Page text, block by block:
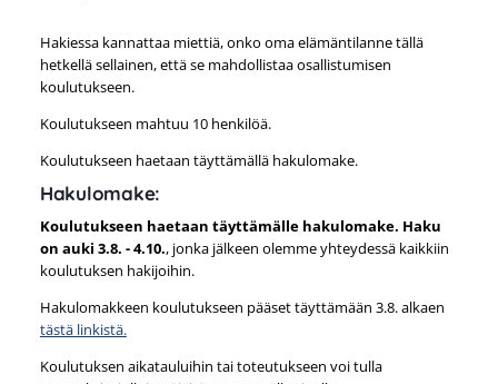
Hakiessa kannattaa miettiä, onko oma elämäntilanne tällä
hetkellä sellainen, että se mahdollistaa osallistumisen
koulutukseen.
Koulutukseen mahtuu 10 henkilöä.
Koulutukseen haetaan täyttämällä hakulomake.
Hakulomake:
Koulutukseen haetaan täyttämälle hakulomake. Haku
on auki 3.8. - 4.10., jonka jälkeen olemme yhteydessä kaikkiin
koulutuksen hakijoihin.
Hakulomakkeen koulutukseen pääset täyttämään 3.8. alkaen
tästä linkistä.
Koulutuksen aikatauluihin tai toteutukseen voi tulla